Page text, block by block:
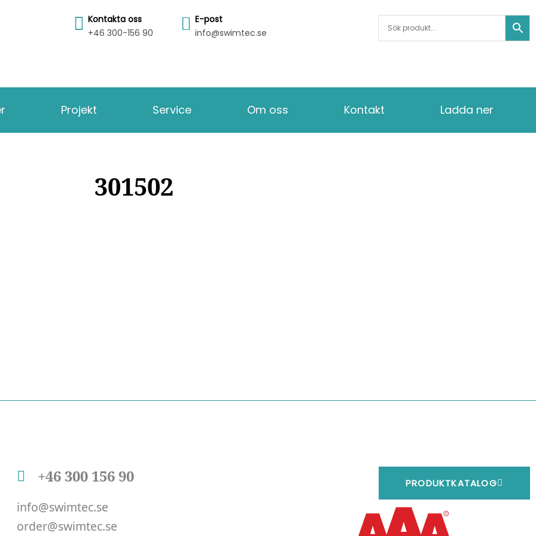
Kontakta oss
+46 300-156 90
E-post
info@swimtec.se
Projekt Service Om oss Kontakt Ladda ner
301502
+46 300 156 90
info@swimtec.se
order@swimtec.se
PRODUKTKATALOG